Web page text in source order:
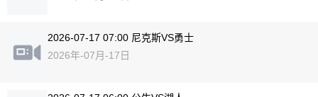
2026-07-17 07:00 尼克斯VS勇士
2026年-07月-17日